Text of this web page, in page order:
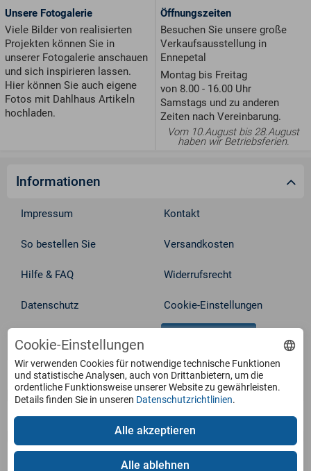
Unsere Fotogalerie
Viele Bilder von realisierten
Projekten können Sie in
unserer Fotogalerie anschauen
und sich inspirieren lassen.
Hier können Sie auch eigene
Fotos mit Dahlhaus Artikeln
hochladen.
Öffnungszeiten
Besuchen Sie unsere große
Verkaufsausstellung in
Ennepetal
Montag bis Freitag
von 8.00 - 16.00 Uhr
Samstags und zu anderen
Zeiten nach Vereinbarung.
Vom 10.August bis 28.August
haben wir Betriebsferien.
Informationen
Impressum Kontakt
So bestellen Sie Versandkosten
Hilfe & FAQ Widerrufsrecht
Datenschutz Cookie-Einstellungen
Service
Produkte
Zahlungsarten
Cookie-Einstellungen
Wir verwenden Cookies für notwendige technische Funktionen
und statistische Analysen, auch von Drittanbietern, um die
ordentliche Funktionsweise unserer Website zu gewährleisten.
Details finden Sie in unseren Datenschutzrichtlinien.
Alle ablehnen
Alle akzeptieren